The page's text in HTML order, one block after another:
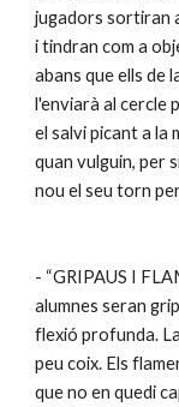
jugadors sortiran
i tindran com a
abans que ells de
l'enviarà al cercle
el salvi picant a la
quan vulguin, per
nou el seu torn
- “GRIPAUS I
alumnes seran
flexió profunda.
peu coix. Els
que no en quedi